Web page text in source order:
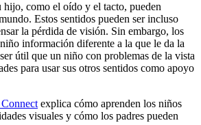
hijo, como el oído y el tacto, pueden
Estos sentidos pueden ser incluso
la pérdida de visión. Sin embargo, los
información diferente a la que le da la
útil que un niño con problemas de la vista
para usar sus otros sentidos como apoyo
explica cómo aprenden los niños
visuales y cómo los padres pueden